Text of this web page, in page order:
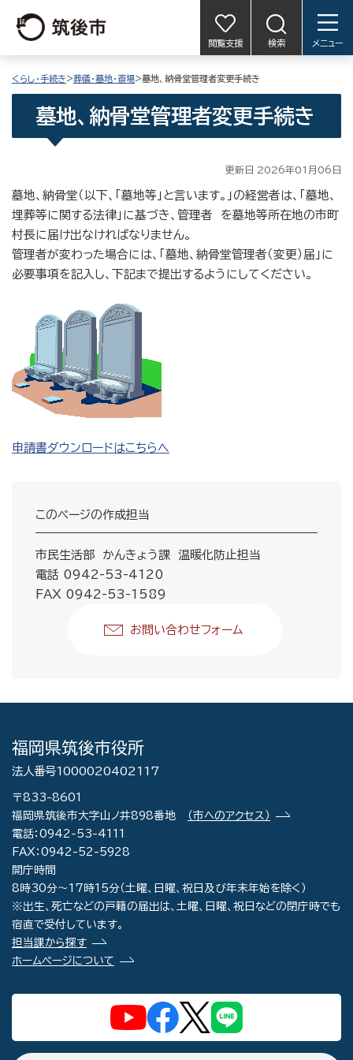
閲覧支援 検索 メニュー
くらし・手続き>葬儀・墓地・斎場>墓地、納骨堂管理者変更手続き
墓地、納骨堂管理者変更手続き
更新日 2026年01月06日
墓地、納骨堂（以下、「墓地等」と言います。」の経営者は、「墓地、
埋葬等に関する法律」に基づき、管理者 を墓地等所在地の市町
村長に届け出なければなりません。
管理者が変わった場合には、「墓地、納骨堂管理者（変更）届」に
必要事項を記入し、下記まで提出するようにしてください。
申請書ダウンロードはこちらへ
このページの作成担当
市民生活部 かんきょう課 温暖化防止担当
電話 0942-53-4120
FAX 0942-53-1589
お問い合わせフォーム
福岡県筑後市役所
法人番号1000020402117
〒833-8601
福岡県筑後市大字山ノ井898番地
（市へのアクセス）
電話：0942-53-4111
FAX：0942-52-5928
開庁時間
8時30分～17時15分（土曜、日曜、祝日及び年末年始を除く）
※出生、死亡などの戸籍の届出は、土曜、日曜、祝日などの閉庁時でも
宿直で受付しています。
担当課から探す
ホームページについて